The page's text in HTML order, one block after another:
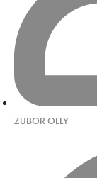
ZUBOR OLLY